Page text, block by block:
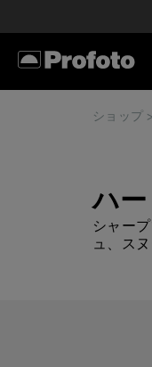
ショップ >
ハ
シャー
ュ、ス